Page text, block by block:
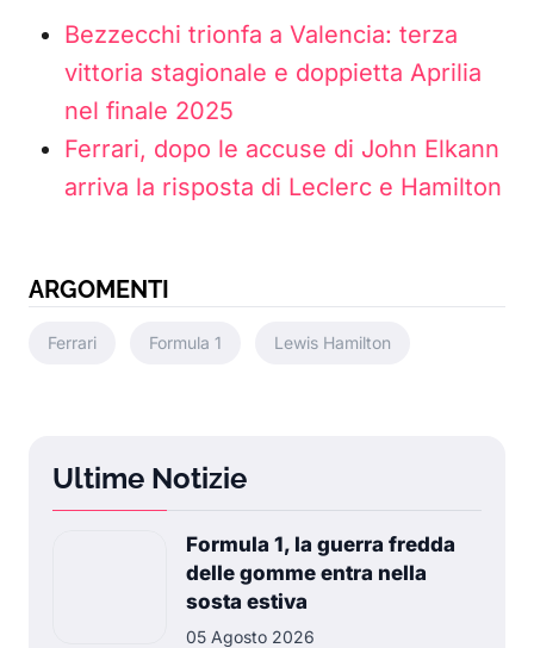
Bezzecchi trionfa a Valencia: terza
vittoria stagionale e doppietta Aprilia
nel finale 2025
Ferrari, dopo le accuse di John Elkann
arriva la risposta di Leclerc e Hamilton
ARGOMENTI
Ferrari Formula 1 Lewis Hamilton
Ultime Notizie
Formula 1, la guerra fredda
delle gomme entra nella
sosta estiva
05 Agosto 2026